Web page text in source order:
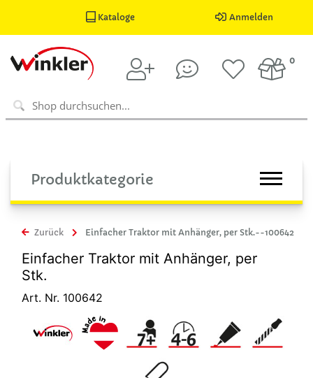
Kataloge Anmelden
0
Produktkategorie
Zurück Einfacher Traktor mit Anhänger, per Stk.--100642
Einfacher Traktor mit Anhänger, per
Stk.
Art. Nr. 100642